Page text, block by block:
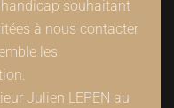
souhaitant
à nous contacter
les
Julien LEPEN au